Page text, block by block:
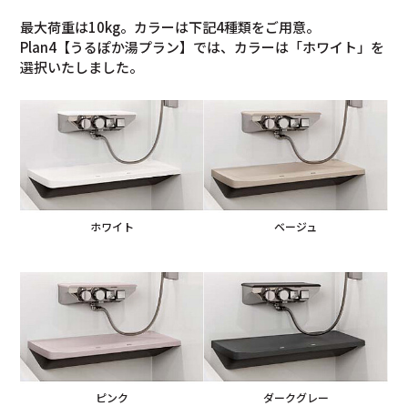
最大荷重は10kg。カラーは下記4種類をご用意。
Plan4【うるぽか湯プラン】では、カラーは「ホワイト」を
選択いたしました。
ホワイト ベージュ
ピンク ダークグレー